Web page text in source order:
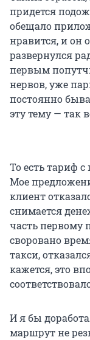
придется
обещало
нравится, и он
развернулся
первым
нервов, уже
постоянно
эту тему — так
То есть тариф
Мое
клиент
снимается
часть первому
своровано
такси,
кажется, это
И я бы
маршрут не